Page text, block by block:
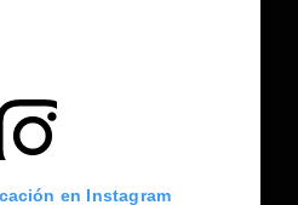
en Instagram